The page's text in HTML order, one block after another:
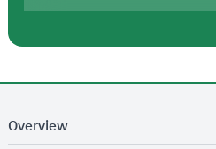
Overview